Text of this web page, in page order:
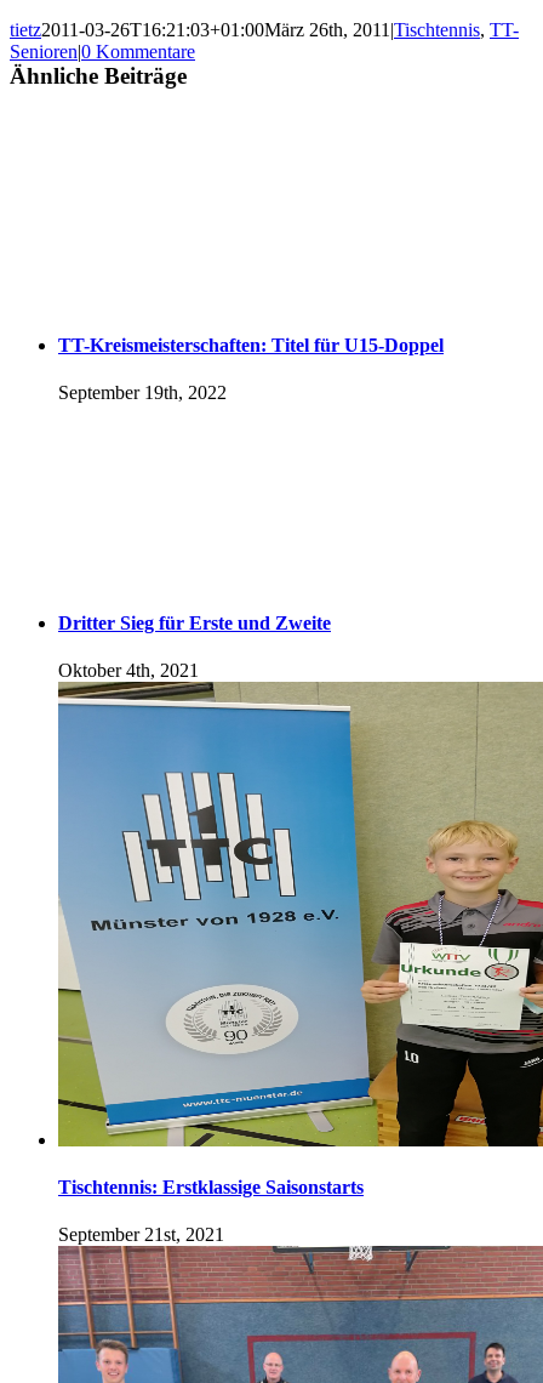
tietz2011-03-26T16:21:03+01:00März 26th, 2011 |Tischtennis, TT-
Senioren|0 Kommentare
Ähnliche Beiträge
TT-Kreismeisterschaften: Titel für U15-Doppel
September 19th, 2022
Dritter Sieg für Erste und Zweite
Oktober 4th, 2021
Tischtennis: Erstklassige Saisonstarts
September 21st, 2021